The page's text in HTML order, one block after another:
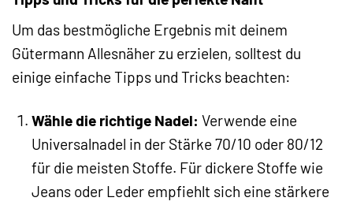
Um das bestmögliche Ergebnis mit deinem
Gütermann Allesnäher zu erzielen, solltest du
einige einfache Tipps und Tricks beachten:
Wähle die richtige Nadel: Verwende eine
Universalnadel in der Stärke 70/10 oder 80/12
für die meisten Stoffe. Für dickere Stoffe wie
Jeans oder Leder empfiehlt sich eine stärkere